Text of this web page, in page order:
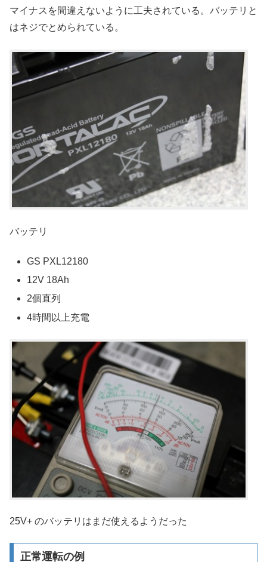
マイナスを間違えないように工夫されている。バッテリと
はネジでとめられている。
バッテリ
GS PXL12180
12V 18Ah
2個直列
4時間以上充電
25V+ のバッテリはまだ使えるようだった
正常運転の例